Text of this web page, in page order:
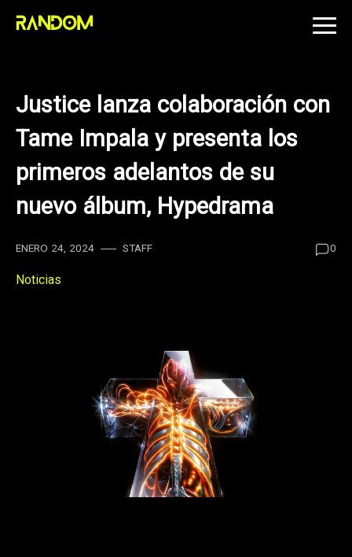
Skip
Justice lanza colaboración con
Tame Impala y presenta los
primeros adelantos de su
nuevo álbum, Hypedrama
ENERO 24, 2024 STAFF 0
Noticias